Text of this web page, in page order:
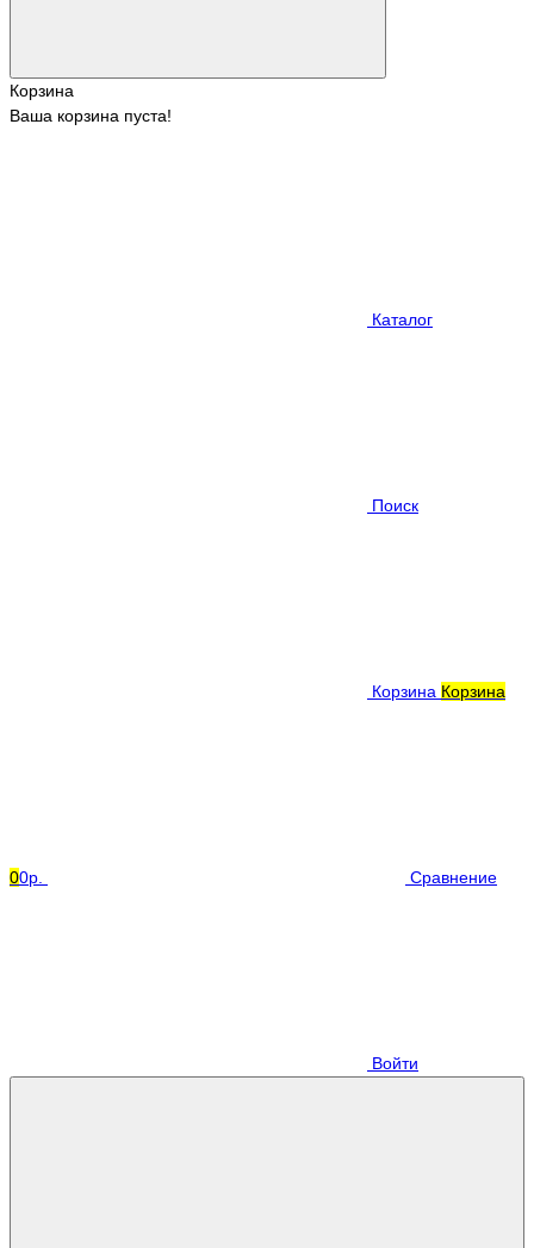
Корзина
Ваша корзина пуста!
Каталог
Поиск
Корзина Корзина
00р. Сравнение
Войти